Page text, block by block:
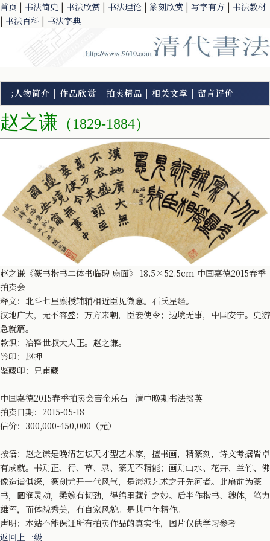
首页 | 书法简史 | 书法欣赏 | 书法理论 | 篆刻欣赏 | 写字有方 | 书法教材
| 书法百科 | 书法字典
; 人物简介 | 作品欣赏 | 拍卖精品 | 相关文章 | 留言评价
赵之谦 （1829-1884）
赵之谦《篆书楷书二体书临碑 扇面》 18.5×52.5cm 中国嘉德2015春季
拍卖会
释文：北斗七星禀授辅辅相近臣见微意。石氏星经。
汉地广大，无不容盛；万方来朝，臣妾使令；边境无事，中国安宁。史游
急就篇。
款识：冶锋世叔大人正。赵之谦。
钤印：赵押
鉴藏印：兄甫藏
中国嘉德2015春季拍卖会吉金乐石—清中晚期书法掇英
拍卖日期：2015-05-18
估价：300,000-450,000（元）
按语：赵之谦是晚清艺坛天才型艺术家，擅书画，精篆刻，诗文考据皆卓
有成就。书则正、行、草、隶、篆无不精能；画则山水、花卉、兰竹、佛
像造诣俱深，篆刻尤开一代风气，是海派艺术之开先河者。此扇前为篆
书，圆润灵动，柔婉有韧劲，得绵里藏针之妙。后半作楷书、魏体，笔力
雄浑，而体貌秀美，有自家风貌。是其中年精作。
声明：本站不能保证所有拍卖作品的真实性，图片仅供学习参考
返回上一级